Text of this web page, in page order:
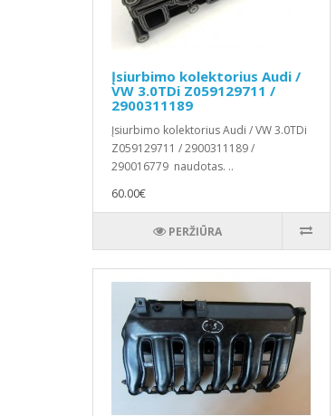
Įsiurbimo kolektorius Audi /
VW 3.0TDi Z059129711 /
2900311189
Įsiurbimo kolektorius Audi / VW 3.0TDi
Z059129711 / 2900311189 /
290016779 naudotas. ..
60.00€
PERŽIŪRA